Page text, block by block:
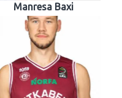
Manresa Baxi